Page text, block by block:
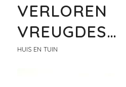
VERLOREN
VREUGDES…
HUIS EN TUIN